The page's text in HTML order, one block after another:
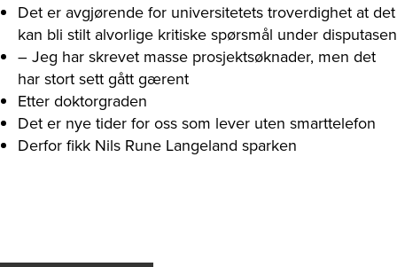
Det er avgjørende for universitetets troverdighet at det
kan bli stilt alvorlige kritiske spørsmål under disputasen
– Jeg har skrevet masse prosjektsøknader, men det
har stort sett gått gærent
Etter doktorgraden
Det er nye tider for oss som lever uten smarttelefon
Derfor fikk Nils Rune Langeland sparken